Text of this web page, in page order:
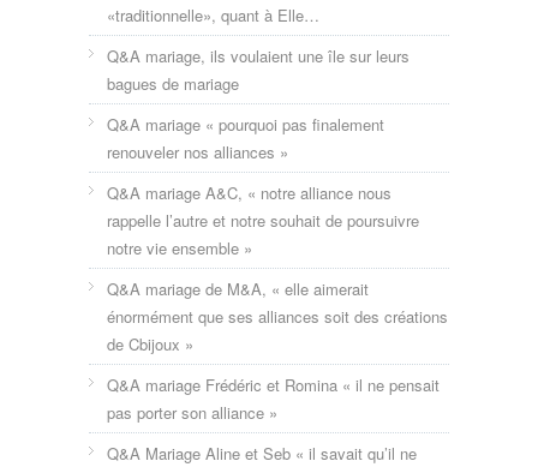
«traditionnelle», quant à Elle…
Q&A mariage, ils voulaient une île sur leurs
bagues de mariage
Q&A mariage « pourquoi pas finalement
renouveler nos alliances »
Q&A mariage A&C, « notre alliance nous
rappelle l’autre et notre souhait de poursuivre
notre vie ensemble »
Q&A mariage de M&A, « elle aimerait
énormément que ses alliances soit des créations
de Cbijoux »
Q&A mariage Frédéric et Romina « il ne pensait
pas porter son alliance »
Q&A Mariage Aline et Seb « il savait qu’il ne